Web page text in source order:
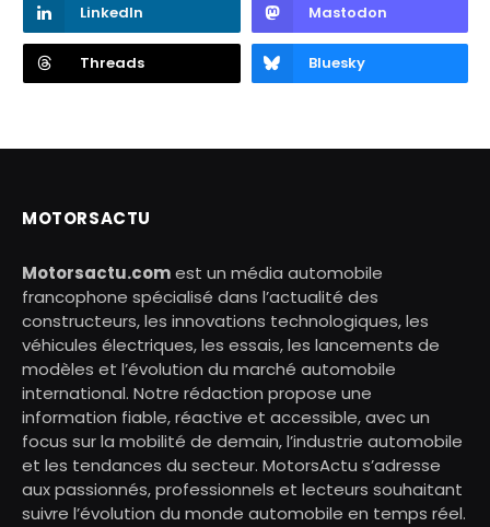
LinkedIn Mastodon
Threads Bluesky
MOTORSACTU
Motorsactu.comest un média automobile
francophone spécialisé dans l’actualité des
constructeurs, les innovations technologiques, les
véhicules électriques, les essais, les lancements de
modèles et l’évolution du marché automobile
international. Notre rédaction propose une
information fiable, réactive et accessible, avec un
focus sur la mobilité de demain, l’industrie automobile
et les tendances du secteur. MotorsActu s’adresse
aux passionnés, professionnels et lecteurs souhaitant
suivre l’évolution du monde automobile en temps réel.